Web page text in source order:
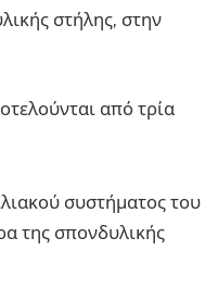
στήλης, στην
από τρία
συστήματος του
της σπονδυλικής